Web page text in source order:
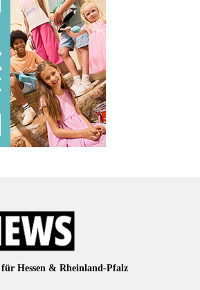
Hessen & Rheinland-Pfalz